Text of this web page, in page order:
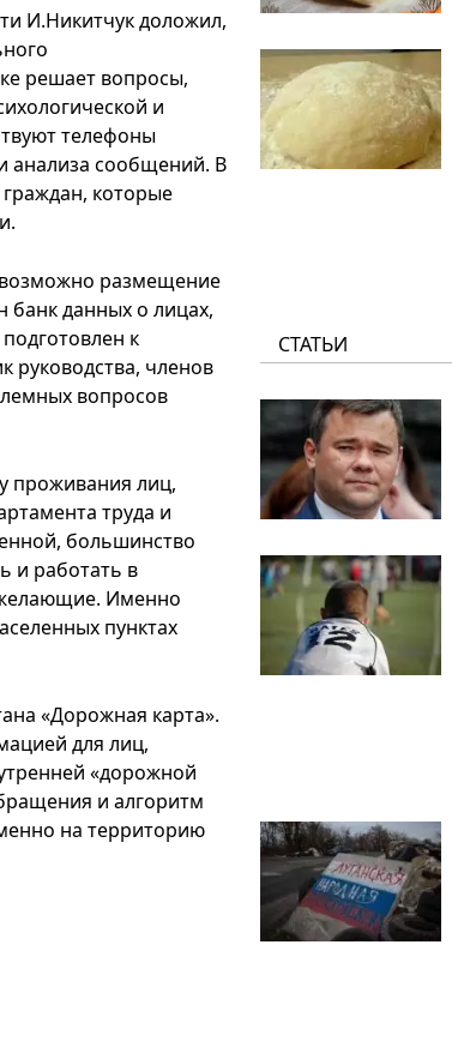
И.Никитчук доложил,
решает вопросы,
и
телефоны
анализа сообщений. В
которые
размещение
данных о лицах,
к
членов
вопросов
проживания лиц,
труда и
большинство
и работать в
Именно
пунктах
«Дорожная карта».
для лиц,
«дорожной
и алгоритм
на территорию
СТАТЬИ